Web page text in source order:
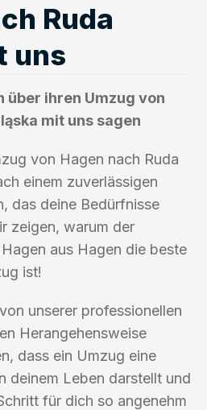
Ruda
uns
über ihren Umzug von
mit uns sagen
von Hagen nach Ruda
einem zuverlässigen
das deine Bedürfnisse
zeigen, warum der
aus Hagen die beste
ist!
unserer professionellen
Herangehensweise
dass ein Umzug eine
deinem Leben darstellt und
für dich so angenehm